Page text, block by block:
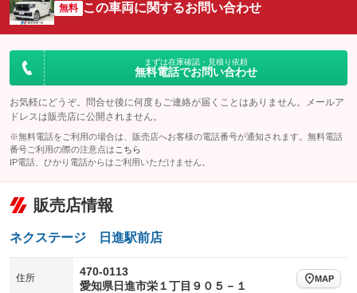
サイドカメラ
：装備なし ルーフレール
：装備なし
エアサスペンション ヘッドライトウォッシャー
無料 この車両に関するお問い合わせ
まずは在庫確認・見積り依頼
無料電話でお問い合わせ
お気軽にどうぞ。問合せ後に何度もご連絡が届くことはありません。メールア
ドレスは販売店に公開されません。
※無料電話をご利用の場合は、販売店へお客様の電話番号が通知されます。無料電話
番号ご利用の際の注意点は こちら
IP電話、ひかり電話からはご利用いただけません。
販売店情報
ネクステージ 日進駅前店
住所
470-0113
愛知県日進市栄１丁目９０５－１
MAP